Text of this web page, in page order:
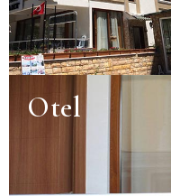
Otel